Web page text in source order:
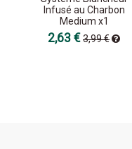
Infusé au Charbon
Medium x1
2,63 €3,99 €